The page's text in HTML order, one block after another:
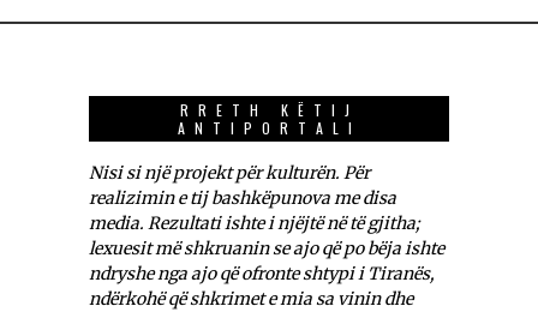
RRETH KËTIJ
ANTIPORTALI
Nisi si një projekt për kulturën. Për
realizimin e tij bashkëpunova me disa
media. Rezultati ishte i njëjtë në të gjitha;
lexuesit më shkruanin se ajo që po bëja ishte
ndryshe nga ajo që ofronte shtypi i Tiranës,
ndërkohë që shkrimet e mia sa vinin dhe